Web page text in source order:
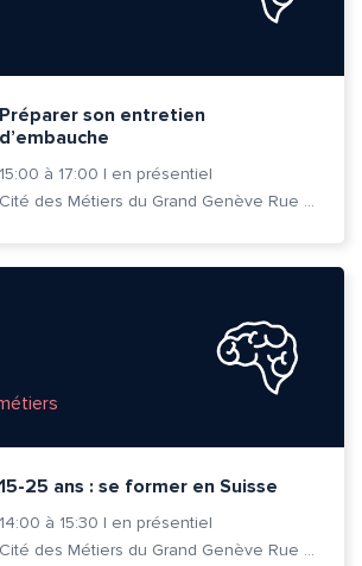
Préparer son entretien
d’embauche
15:00 à 17:00 | en présentiel
Cité des Métiers du Grand Genève Rue Prévost-Martin 6 1205 Genève
15-25 ans : se former en Suisse
14:00 à 15:30 | en présentiel
Cité des Métiers du Grand Genève Rue Prévost-Martin 6 1205 Genève